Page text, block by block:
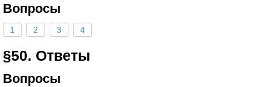
Вопросы
1 2 3 4
§50. Ответы
Вопросы